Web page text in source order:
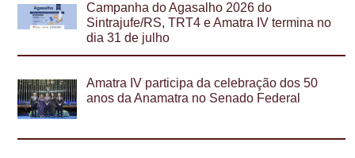
Campanha do Agasalho 2026 do
Sintrajufe/RS, TRT4 e Amatra IV termina no
dia 31 de julho
Amatra IV participa da celebração dos 50
anos da Anamatra no Senado Federal